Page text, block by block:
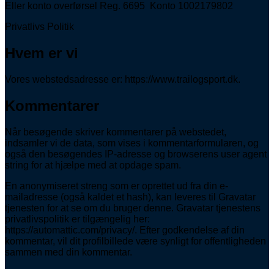
Eller konto overførsel Reg. 6695 Konto 1002179802
Privatlivs Politik
Hvem er vi
Vores webstedsadresse er: https://www.trailogsport.dk.
Kommentarer
Når besøgende skriver kommentarer på webstedet,
indsamler vi de data, som vises i kommentarformularen, og
også den besøgendes IP-adresse og browserens user agent
string for at hjælpe med at opdage spam.
En anonymiseret streng som er oprettet ud fra din e-
mailadresse (også kaldet et hash), kan leveres til Gravatar
tjenesten for at se om du bruger denne. Gravatar tjenestens
privatlivspolitik er tilgængelig her:
https://automattic.com/privacy/. Efter godkendelse af din
kommentar, vil dit profilbillede være synligt for offentligheden
sammen med din kommentar.